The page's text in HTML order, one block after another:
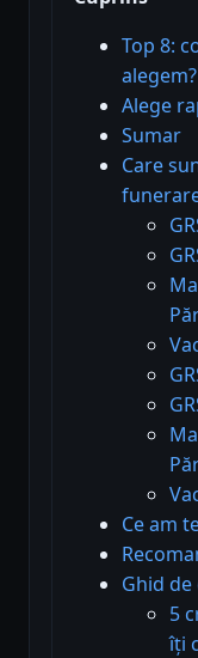
Top 8:
alegem?
Alege
Sumar
Care
Ce am
Ghid
5
îți